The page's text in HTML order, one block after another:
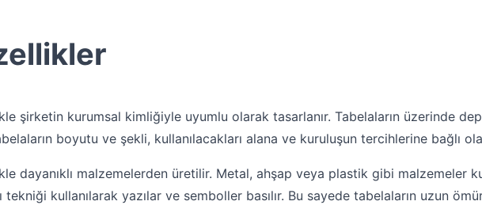
şirketin kurumsal kimliğiyle uyumlu olarak tasarlanır. Tabelaların üzerinde
boyutu ve şekli, kullanılacakları alana ve kuruluşun tercihlerine bağlı
dayanıklı malzemelerden üretilir. Metal, ahşap veya plastik gibi malzemeler
kullanılarak yazılar ve semboller basılır. Bu sayede tabelaların uzun